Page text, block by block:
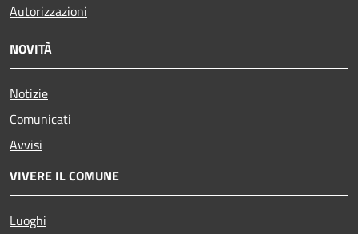
Autorizzazioni
NOVITÀ
Notizie
Comunicati
Avvisi
VIVERE IL COMUNE
Luoghi